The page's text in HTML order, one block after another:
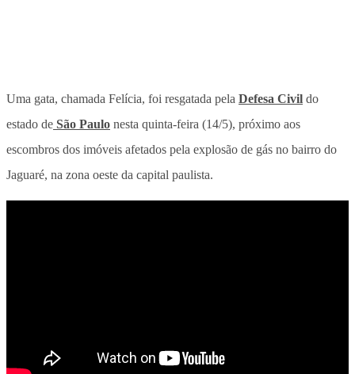
Uma gata, chamada Felícia, foi resgatada pela Defesa Civil do
estado de São Paulo nesta quinta-feira (14/5), próximo aos
escombros dos imóveis afetados pela explosão de gás no bairro do
Jaguaré, na zona oeste da capital paulista.